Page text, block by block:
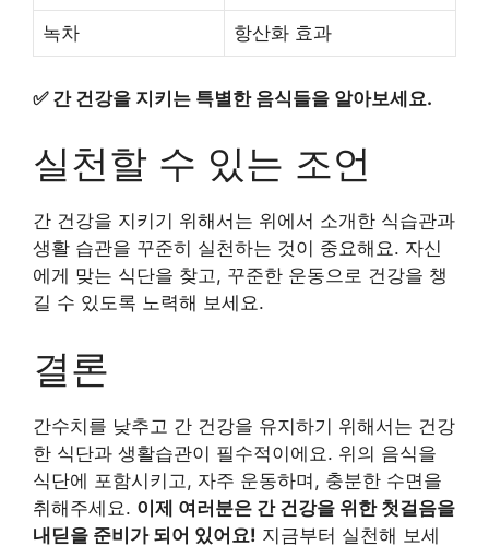
녹차 항산화 효과
✅ 간 건강을 지키는 특별한 음식들을 알아보세요.
실천할 수 있는 조언
간 건강을 지키기 위해서는 위에서 소개한 식습관과
생활 습관을 꾸준히 실천하는 것이 중요해요. 자신
에게 맞는 식단을 찾고, 꾸준한 운동으로 건강을 챙
길 수 있도록 노력해 보세요.
결론
간수치를 낮추고 간 건강을 유지하기 위해서는 건강
한 식단과 생활습관이 필수적이에요. 위의 음식을
식단에 포함시키고, 자주 운동하며, 충분한 수면을
취해주세요. 이제 여러분은 간 건강을 위한 첫걸음을
내딛을 준비가 되어 있어요! 지금부터 실천해 보세